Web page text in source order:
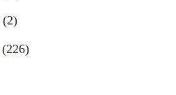
(2)
(226)